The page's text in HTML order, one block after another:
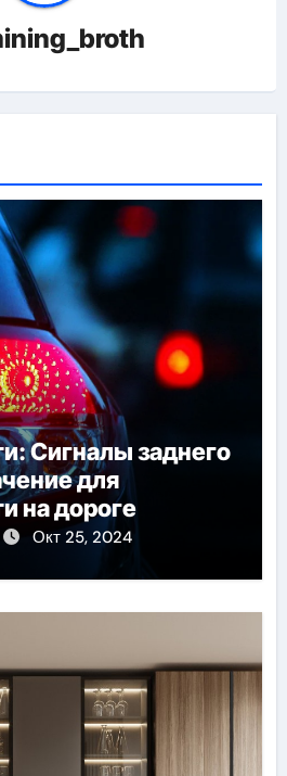
Сигналы заднего
для
на дороге
Окт 25, 2024